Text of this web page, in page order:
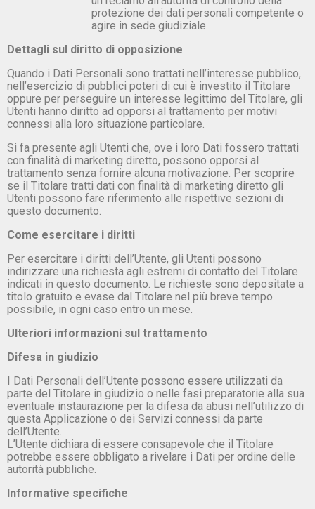
protezione dei dati personali competente o
agire in sede giudiziale.
Dettagli sul diritto di opposizione
Quando i Dati Personali sono trattati nell’interesse pubblico,
nell’esercizio di pubblici poteri di cui è investito il Titolare
oppure per perseguire un interesse legittimo del Titolare, gli
Utenti hanno diritto ad opporsi al trattamento per motivi
connessi alla loro situazione particolare.
Si fa presente agli Utenti che, ove i loro Dati fossero trattati
con finalità di marketing diretto, possono opporsi al
trattamento senza fornire alcuna motivazione. Per scoprire
se il Titolare tratti dati con finalità di marketing diretto gli
Utenti possono fare riferimento alle rispettive sezioni di
questo documento.
Come esercitare i diritti
Per esercitare i diritti dell’Utente, gli Utenti possono
indirizzare una richiesta agli estremi di contatto del Titolare
indicati in questo documento. Le richieste sono depositate a
titolo gratuito e evase dal Titolare nel più breve tempo
possibile, in ogni caso entro un mese.
Ulteriori informazioni sul trattamento
Difesa in giudizio
I Dati Personali dell’Utente possono essere utilizzati da
parte del Titolare in giudizio o nelle fasi preparatorie alla sua
eventuale instaurazione per la difesa da abusi nell’utilizzo di
questa Applicazione o dei Servizi connessi da parte
dell’Utente.
L’Utente dichiara di essere consapevole che il Titolare
potrebbe essere obbligato a rivelare i Dati per ordine delle
autorità pubbliche.
Informative specifiche